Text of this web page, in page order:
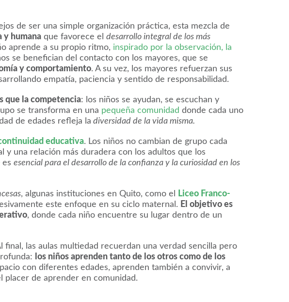
de ser una simple organización práctica, esta mezcla de
y humana que favorece el desarrollo integral de los más
aprende a su propio ritmo, inspirado por la observación, la
se benefician del contacto con los mayores, que se
y comportamiento. A su vez, los mayores refuerzan sus
empatía, paciencia y sentido de responsabilidad.
que la competencia: los niños se ayudan, se escuchan y
se transforma en una pequeña comunidad donde cada uno
de edades refleja la diversidad de la vida misma.
educativa. Los niños no cambian de grupo cada
y una relación más duradera con los adultos que los
es esencial para el desarrollo de la confianza y la curiosidad en los
, algunas instituciones en Quito, como el
Liceo Franco-
este enfoque en su ciclo maternal. El objetivo es
, donde cada niño encuentre su lugar dentro de un
final, las aulas multiedad recuerdan una verdad sencilla pero
los niños aprenden tanto de los otros como de los
con diferentes edades, aprenden también a convivir, a
de aprender en comunidad.